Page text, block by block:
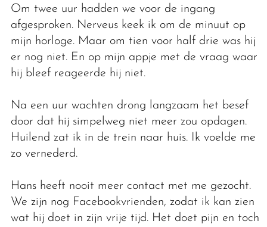
Om twee uur hadden we voor de ingang
afgesproken. Nerveus keek ik om de minuut op
mijn horloge. Maar om tien voor half drie was hij
er nog niet. En op mijn appje met de vraag waar
hij bleef reageerde hij niet.
Na een uur wachten drong langzaam het besef
door dat hij simpelweg niet meer zou opdagen.
Huilend zat ik in de trein naar huis. Ik voelde me
zo vernederd.
Hans heeft nooit meer contact met me gezocht.
We zijn nog Facebookvrienden, zodat ik kan zien
wat hij doet in zijn vrije tijd. Het doet pijn en toch